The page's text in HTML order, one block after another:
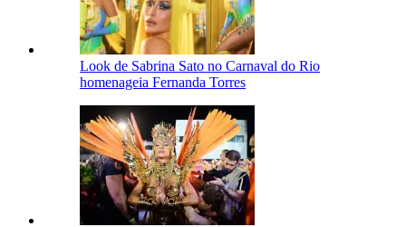
Look de Sabrina Sato no Carnaval do Rio
homenageia Fernanda Torres